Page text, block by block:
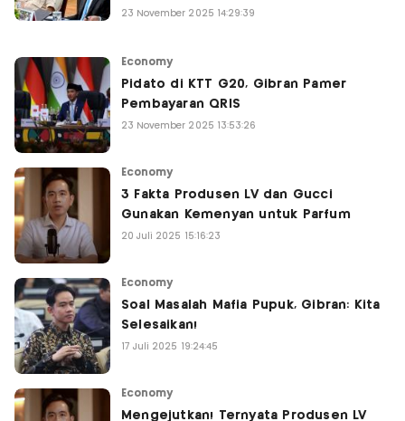
23 November 2025 14:29:39
Economy
Pidato di KTT G20, Gibran Pamer
Pembayaran QRIS
23 November 2025 13:53:26
Economy
3 Fakta Produsen LV dan Gucci
Gunakan Kemenyan untuk Parfum
20 Juli 2025 15:16:23
Economy
Soal Masalah Mafia Pupuk, Gibran: Kita
Selesaikan!
17 Juli 2025 19:24:45
Economy
Mengejutkan! Ternyata Produsen LV